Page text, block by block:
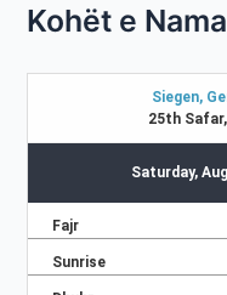
Kohët e